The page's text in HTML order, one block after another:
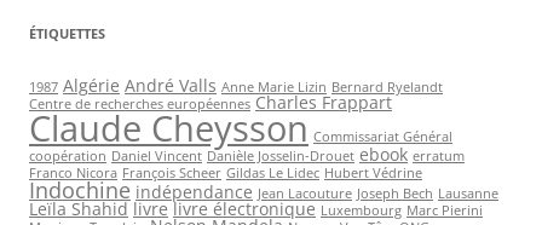
ÉTIQUETTES
1987 Algérie André Valls Anne Marie Lizin Bernard Ryelandt
Centre de recherches européennes Charles Frappart
Claude Cheysson Commissariat Général
coopération Daniel Vincent Danièle Josselin-Drouet ebook erratum
Franco Nicora François Scheer Gildas Le Lidec Hubert Védrine
Indochine indépendance Jean Lacouture Joseph Bech Lausanne
Leïla Shahid livre livre électronique Luxembourg Marc Pierini